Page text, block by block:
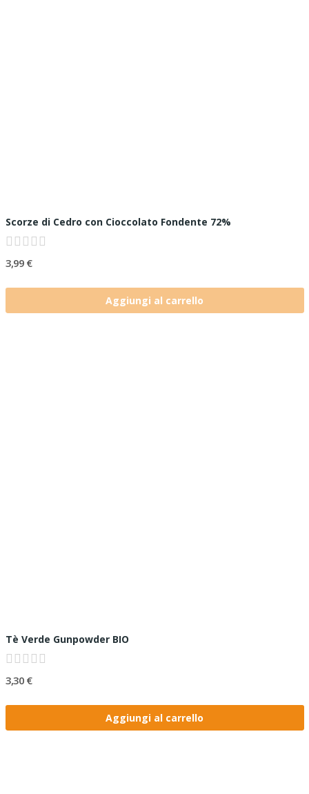
Scorze di Cedro con Cioccolato Fondente 72%
3,99 €
Aggiungi al carrello
Tè Verde Gunpowder BIO
3,30 €
Aggiungi al carrello